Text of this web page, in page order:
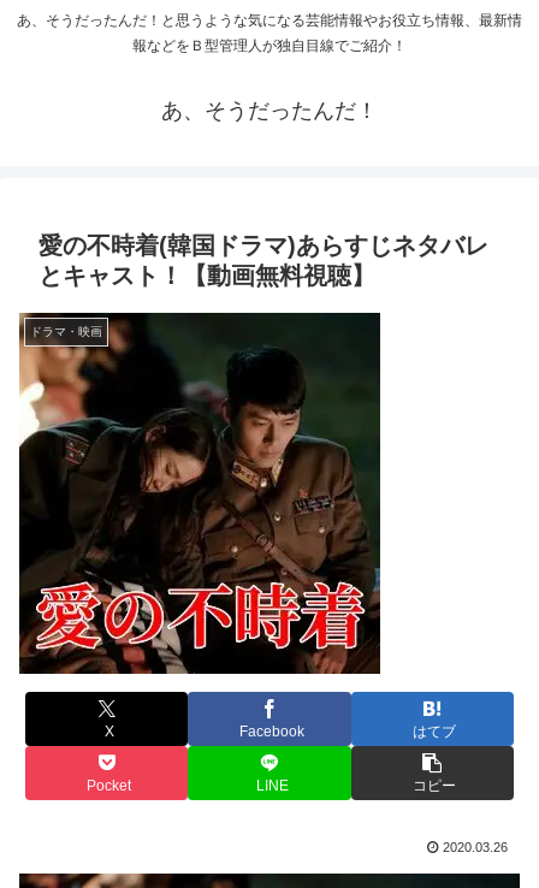
あ、そうだったんだ！と思うような気になる芸能情報やお役立ち情報、最新情
報などをＢ型管理人が独自目線でご紹介！
あ、そうだったんだ！
愛の不時着(韓国ドラマ)あらすじネタバレ
とキャスト！【動画無料視聴】
ドラマ・映画
X Facebook はてブ
Pocket LINE コピー
2020.03.26